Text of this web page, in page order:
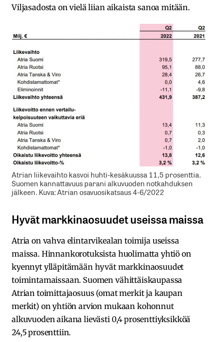
Viljasadosta on vielä liian aikaista sanoa mitään.
Atrian liikevaihto kasvoi huhti-kesäkuussa 11,5 prosenttia.
Suomen kannattavuus parani alkuvuoden notkahduksen
jälkeen. Kuva: Atrian osavuosikatsaus 4-6/2022
Hyvät markkinaosuudet useissa maissa
Atria on vahva elintarvikealan toimija useissa
maissa. Hinnankorotuksista huolimatta yhtiö on
kyennyt ylläpitämään hyvät markkinaosuudet
toimintamaissaan. Suomen vähittäiskaupassa
Atrian toimittajaosuus (omat merkit ja kaupan
merkit) on yhtiön arvion mukaan kohonnut
alkuvuoden aikana lievästi 0,4 prosenttiyksikköä
24,5 prosenttiin.